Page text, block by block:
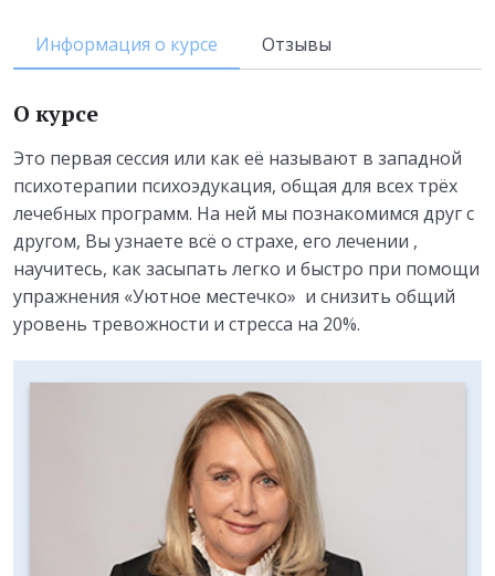
Информация о курсе Отзывы
О курсе
Это первая сессия или как её называют в западной
психотерапии психоэдукация, общая для всех трёх
лечебных программ. На ней мы познакомимся друг с
другом, Вы узнаете всё о страхе, его лечении ,
научитесь, как засыпать легко и быстро при помощи
упражнения «Уютное местечко» и снизить общий
уровень тревожности и стресса на 20%.